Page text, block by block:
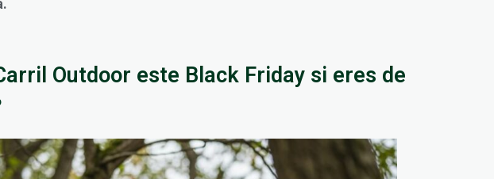
Outdoor este Black Friday si eres de